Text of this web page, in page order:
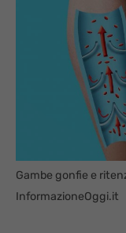
Gambe gonfie e
InformazioneOggi.it